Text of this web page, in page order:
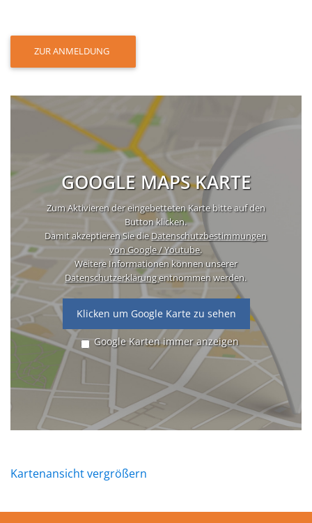
ZUR ANMELDUNG
GOOGLE MAPS KARTE
Zum Aktivieren der eingebetteten Karte bitte auf den
Button klicken.
Damit akzeptieren Sie dieDatenschutzbestimmungen
von Google / Youtube.
Weitere Informationen können unserer
Datenschutzerklärungentnommen werden.
Klicken um Google Karte zu sehen
Google Karten immer anzeigen
Kartenansicht vergrößern